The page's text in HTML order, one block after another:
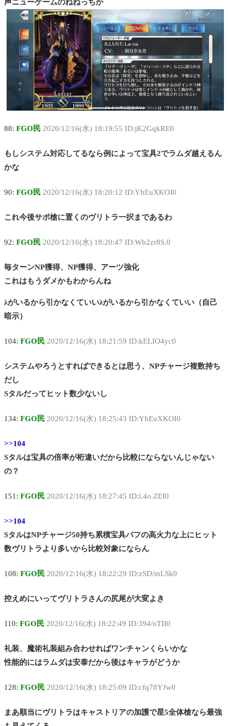
声ニューゲームのねねっちか
88: FGO民 2020/12/16(水) 18:19:55 ID:jK2GqkRE0
もしシステム対応してるなら例によって宝具2でラムダ越えるん
かな
90: FGO民 2020/12/16(水) 18:20:12 ID:YhEuXKOI0
これ今後サポ槍に置くのヴリトラ一択まであるわ
92: FGO民 2020/12/16(水) 18:20:47 ID:Wb2zr8S.0
毎ターンNP獲得、NP獲得、アーツ強化
これはもうダメかもわからんね
λがいるから引かなくていいλがいるから引かなくていい（自己
暗示）
104: FGO民 2020/12/16(水) 18:21:59 ID:kELIO4yc0
システムやろうとすればできるとは思う、NPチャージ複数持ち
だし
Sタルだってヒット数少ないし
134: FGO民 2020/12/16(水) 18:25:43 ID:YhEuXKOI0
>>104
Sタルは宝具の倍率が桁違いだから比較にならないんじゃない
の？
151: FGO民 2020/12/16(水) 18:27:45 ID:l.4o.ZEI0
>>104
SタルはNPチャージ50持ち累積宝具バフの高火力な上にヒット
数ヴリトラより多いから比較対象にならん
108: FGO民 2020/12/16(水) 18:22:29 ID:zSD/mLSk0
控えめにいってヴリトラさんの尻尾が大変よき
110: FGO民 2020/12/16(水) 18:22:49 ID:394/oTII0
礼装、魔術礼装組み合わせればワンチャンくらいかな
性能的にはラムダは安泰だから後はキャラがどうか
128: FGO民 2020/12/16(水) 18:25:09 ID:cfq78YJw0
まあ順当にヴリトラはキャストリアの加護で星5全体槍なら最強